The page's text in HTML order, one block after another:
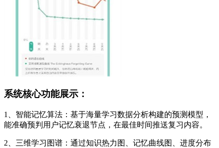
系统核心功能展示：
1、智能记忆算法：基于海量学习数据分析构建的预测模型，
能准确预判用户记忆衰退节点，在最佳时间推送复习内容。
2、三维学习图谱：通过知识热力图、记忆曲线图、进度分布